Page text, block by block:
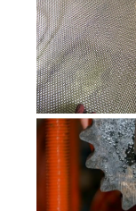
Lưới inox
hàn ô